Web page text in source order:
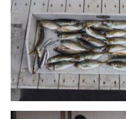
採用情報
Recruit